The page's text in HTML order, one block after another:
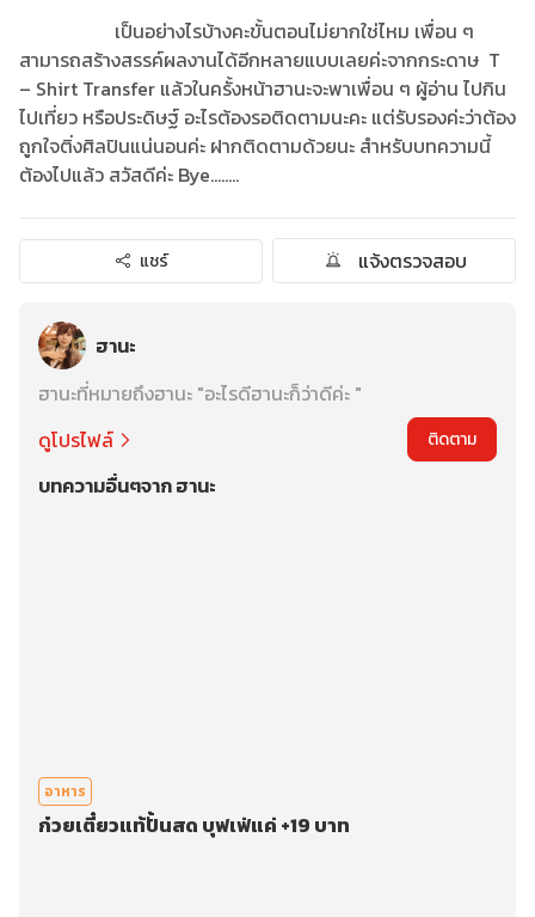
เป็นอย่างไรบ้างคะขั้นตอนไม่ยากใช่ไหม เพื่อน ๆ
สามารถสร้างสรรค์ผลงานได้อีกหลายแบบเลยค่ะจากกระดาษ T
– Shirt Transfer แล้วในครั้งหน้าฮานะจะพาเพื่อน ๆ ผู้อ่าน ไปกิน
ไปเที่ยว หรือประดิษฐ์ อะไรต้องรอติดตามนะคะ แต่รับรองค่ะว่าต้อง
ถูกใจติ่งศิลปินแน่นอนค่ะ ฝากติดตามด้วยนะ สำหรับบทความนี้
ต้องไปแล้ว สวัสดีค่ะ Bye........
แชร์ แจ้งตรวจสอบ
ฮานะ
ฮานะที่หมายถึงฮานะ "อะไรดีฮานะก็ว่าดีค่ะ "
ดูโปรไฟล์
ติดตาม
บทความอื่นๆจาก ฮานะ
อาหาร
ก๋วยเตี๋ยวแท้ปั้นสด บุฟเฟ่แค่ +19 บาท